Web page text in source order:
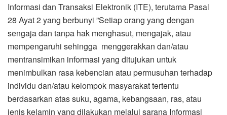
Informasi dan Transaksi Elektronik (ITE), terutama Pasal
28 Ayat 2 yang berbunyi ”Setiap orang yang dengan
sengaja dan tanpa hak menghasut, mengajak, atau
mempengaruhi sehingga menggerakkan dan/atau
mentransimikan informasi yang ditujukan untuk
menimbulkan rasa kebencian atau permusuhan terhadap
individu dan/atau kelompok masyarakat tertentu
berdasarkan atas suku, agama, kebangsaan, ras, atau
jenis kelamin yang dilakukan melalui sarana Informasi